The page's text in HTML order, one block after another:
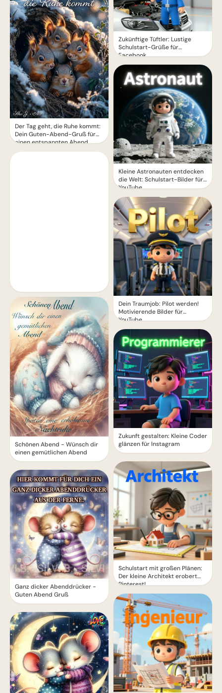
Der Tag geht, die Ruhe kommt:
Dein Guten-Abend-Gruß für
einen entspannten Abend
Schönen Abend - Wünsch dir
einen gemütlichen Abend
Ganz dicker Abenddrücker -
Guten Abend Gruß
Zukünftige Tüftler: Lustige
Schulstart-Grüße für
Facebook
Kleine Astronauten entdecken
die Welt: Schulstart-Bilder für
YouTube
Dein Traumjob: Pilot werden!
Motivierende Bilder für
YouTube
Zukunft gestalten: Kleine Coder
glänzen für Instagram
Schulstart mit großen Plänen:
Der kleine Architekt erobert
Pinterest!